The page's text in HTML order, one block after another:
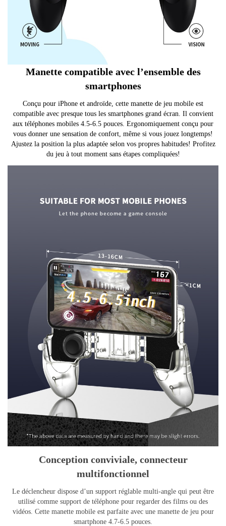
Manette compatible avec l’ensemble des
smartphones
Conçu pour iPhone et androïde, cette manette de jeu mobile est
compatible avec presque tous les smartphones grand écran. Il convient
aux téléphones mobiles 4.5-6.5 pouces. Ergonomiquement conçu pour
vous donner une sensation de confort, même si vous jouez longtemps!
Ajustez la position la plus adaptée selon vos propres habitudes! Profitez
du jeu à tout moment sans étapes compliquées!
Conception conviviale, connecteur
multifonctionnel
Le déclencheur dispose d’un support réglable multi-angle qui peut être
utilisé comme support de téléphone pour regarder des films ou des
vidéos. Cette manette mobile est parfaite avec une manette de jeu pour
smartphone 4.7-6.5 pouces.